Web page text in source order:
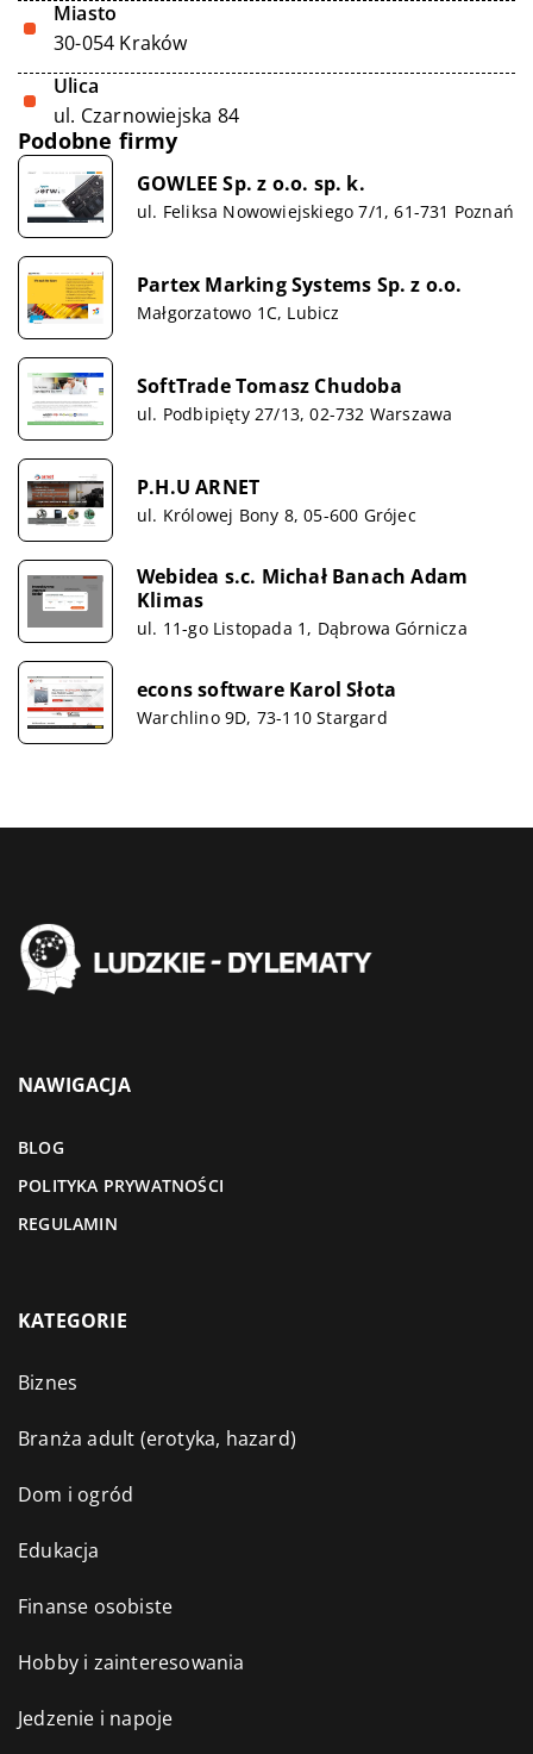
Miasto
30-054 Kraków
Ulica
ul. Czarnowiejska 84
Podobne firmy
GOWLEE Sp. z o.o. sp. k.
ul. Feliksa Nowowiejskiego 7/1, 61-731 Poznań
Partex Marking Systems Sp. z o.o.
Małgorzatowo 1C, Lubicz
SoftTrade Tomasz Chudoba
ul. Podbipięty 27/13, 02-732 Warszawa
P.H.U ARNET
ul. Królowej Bony 8, 05-600 Grójec
Webidea s.c. Michał Banach Adam
Klimas
ul. 11-go Listopada 1, Dąbrowa Górnicza
econs software Karol Słota
Warchlino 9D, 73-110 Stargard
NAWIGACJA
BLOG
POLITYKA PRYWATNOŚCI
REGULAMIN
KATEGORIE
Biznes
Branża adult (erotyka, hazard)
Dom i ogród
Edukacja
Finanse osobiste
Hobby i zainteresowania
Jedzenie i napoje